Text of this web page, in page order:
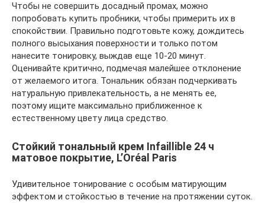
Чтобы не совершить досадный промах, можно
попробовать купить пробники, чтобы примерить их в
спокойствии. Правильно подготовьте кожу, дождитесь
полного высыхания поверхности и только потом
нанесите тонировку, выждав еще 10-20 минут.
Оценивайте критично, подмечая малейшее отклонение
от желаемого итога. Тональник обязан подчеркивать
натуральную привлекательность, а не менять ее,
поэтому ищите максимально приближенное к
естественному цвету лица средство.
Стойкий тональный крем Infaillible 24 ч
матовое покрытие, L’Oréal Paris
Удивительное тонирование с особым матирующим
эффектом и стойкостью в течение на протяжении суток.